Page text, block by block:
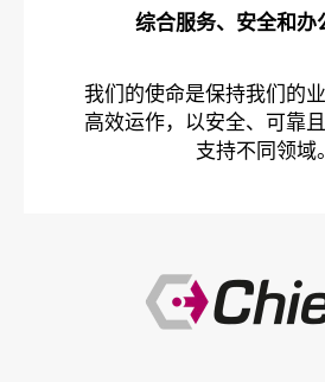
综合服务、安全和办
我们的使命是保持我们的
高效运作，以安全、可靠
支持不同领域。